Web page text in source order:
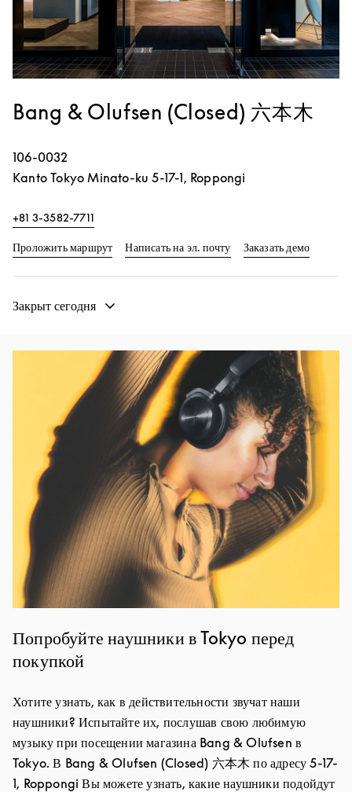
Bang & Olufsen (Closed) 六本木
106-0032
Kanto Tokyo Minato-ku 5-17-1, Roppongi
+81 3-3582-7711
Проложить маршрутLink Opens in New Tab
Написать на эл. почту Заказать демо
Закрыт сегодня
Изображение события
Попробуйте наушники в Tokyo перед
покупкой
Хотите узнать, как в действительности звучат наши
наушники? Испытайте их, послушав свою любимую
музыку при посещении магазина Bang & Olufsen в
Tokyo. В Bang & Olufsen (Closed) 六本木 по адресу 5-17-
1, Roppongi Вы можете узнать, какие наушники подойдут